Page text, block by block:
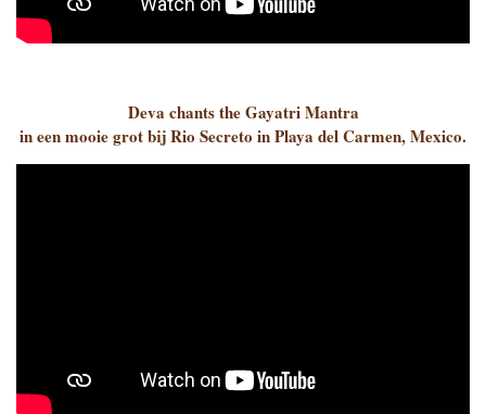
Deva chants the Gayatri Mantra
in een mooie grot bij Rio Secreto in Playa del Carmen, Mexico.